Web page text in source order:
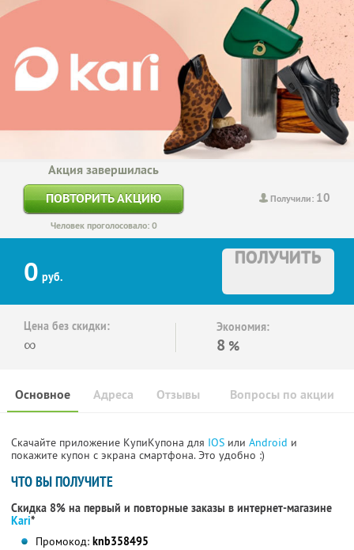
Получили: 10
Акция завершилась
ПОВТОРИТЬ АКЦИЮ
Человек проголосовало: 0
0 руб.
ПОЛУЧИТЬ
Цена без скидки:
∞
Экономия:
8 %
Основное Отзывы Вопросы по акции
Адреса
Скачайте приложение КупиКупона для IOS или Android и
покажите купон с экрана смартфона. Это удобно :)
ЧТО ВЫ ПОЛУЧИТЕ
Скидка 8% на первый и повторные заказы в интернет-магазине
Kari*
Промокод: knb358495